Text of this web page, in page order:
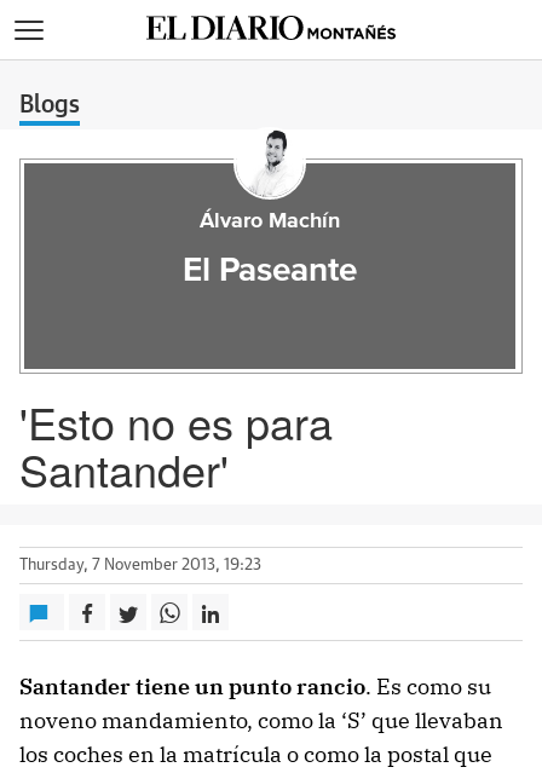
Blogs
Álvaro Machín
El Paseante
'Esto no es para
Santander'
Thursday, 7 November 2013, 19:23
Santander tiene un punto rancio. Es como su
noveno mandamiento, como la ‘S’ que llevaban
los coches en la matrícula o como la postal que